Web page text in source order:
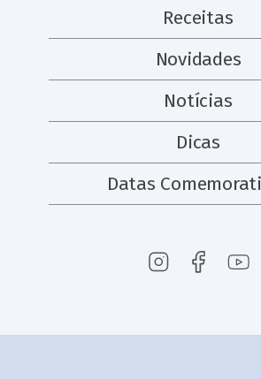
Receitas
Novidades
Notícias
Dicas
Datas